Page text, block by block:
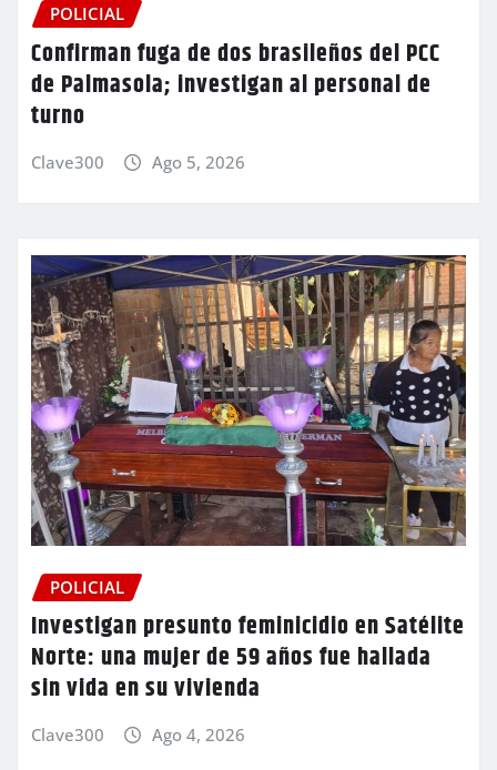
POLICIAL
Confirman fuga de dos brasileños del PCC
de Palmasola; investigan al personal de
turno
Clave300 Ago 5, 2026
POLICIAL
Investigan presunto feminicidio en Satélite
Norte: una mujer de 59 años fue hallada
sin vida en su vivienda
Clave300 Ago 4, 2026